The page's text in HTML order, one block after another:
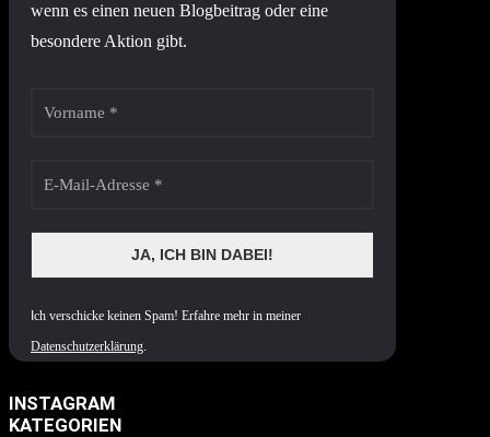
wenn es einen neuen Blogbeitrag oder eine
besondere Aktion gibt.
ch verschicke keinen Spam! Erfahre mehr in meiner
Datenschutzerklärung.
INSTAGRAM
KATEGORIEN